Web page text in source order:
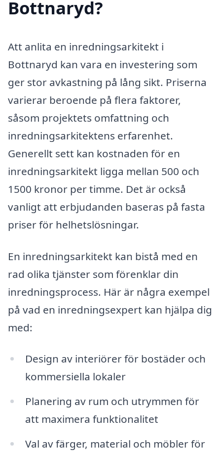
Bottnaryd?
Att anlita en inredningsarkitekt i
Bottnaryd kan vara en investering som
ger stor avkastning på lång sikt. Priserna
varierar beroende på flera faktorer,
såsom projektets omfattning och
inredningsarkitektens erfarenhet.
Generellt sett kan kostnaden för en
inredningsarkitekt ligga mellan 500 och
1500 kronor per timme. Det är också
vanligt att erbjudanden baseras på fasta
priser för helhetslösningar.
En inredningsarkitekt kan bistå med en
rad olika tjänster som förenklar din
inredningsprocess. Här är några exempel
på vad en inredningsexpert kan hjälpa dig
med:
Design av interiörer för bostäder och
kommersiella lokaler
Planering av rum och utrymmen för
att maximera funktionalitet
Val av färger, material och möbler för